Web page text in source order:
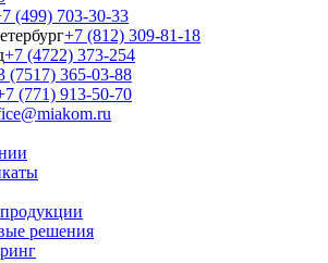
(499) 703-30-33
+7 (812) 309-81-18
+7 (4722) 373-254
(7517) 365-03-88
(771) 913-50-70
решения